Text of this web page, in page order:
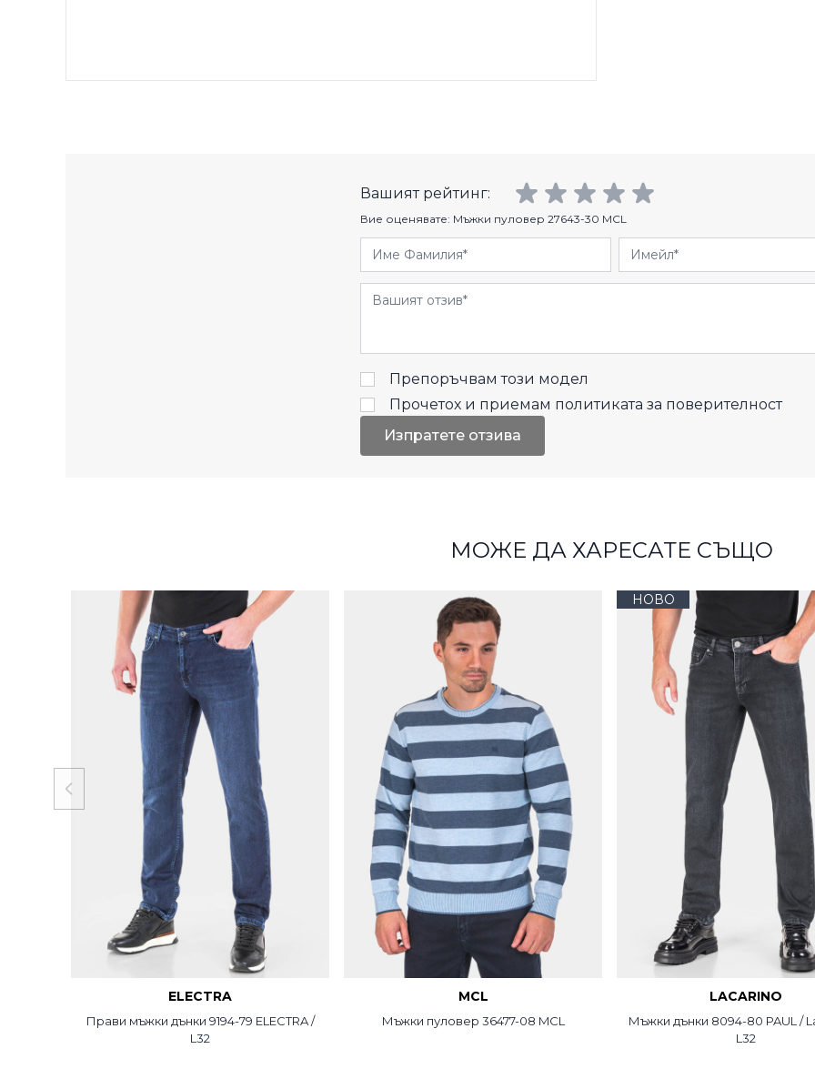
Вашият рейтинг:
Вие оценявате: Мъжки пуловер 27643-30 MCL
Име Фамилия Имейл
Отзиви
Препоръчвам този модел
Прочетох и приемам политиката за поверителност
Изпратете отзива
МОЖЕ ДА ХАРЕСАТЕ СЪЩО
ELECTRA
Прави мъжки дънки 9194-79 ELECTRA /
L32
MCL
Мъжки пуловер 36477-08 MCL
НОВО
LACARINO
Мъжки дънки 8094-80 PAUL /
L32